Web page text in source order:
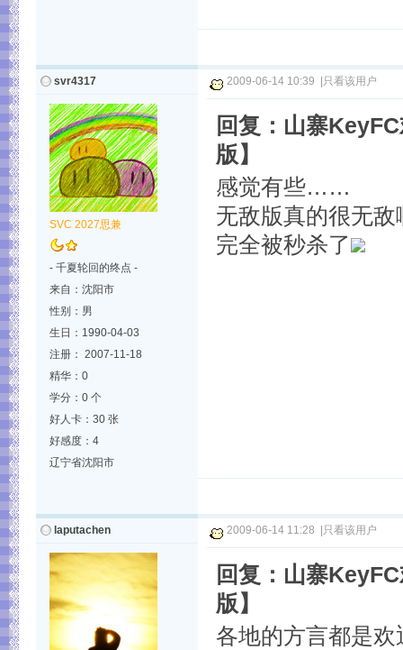
svr4317
SVC 2027思兼
- 千夏轮回的终点 -
来自：沈阳市
性别：男
生日：1990-04-03
注册： 2007-11-18
精华：0
学分：0 个
好人卡：30 张
好感度：4
辽宁省沈阳市
2009-06-14 10:39 只看该用户
回复：山寨
版】
感觉有些……
无敌版真的很无
完全被秒杀了
laputachen 2009-06-14 11:28 只看该用户
回复：山寨
版】
各地的方言都是